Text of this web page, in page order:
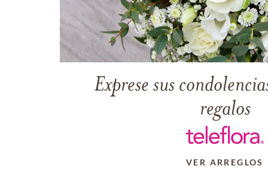
Exprese sus
regalos
VER ARREGLOS